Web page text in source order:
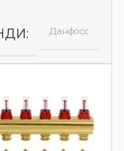
Данфосс